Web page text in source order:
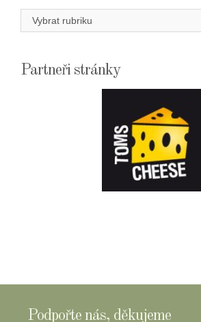
Rubriky
Partneři stránky
Podpořte nás, děkujeme